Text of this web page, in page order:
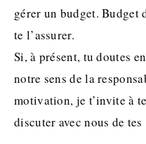
gérer un budget. Budget
te l’assurer.
Si, à présent, tu doutes
notre sens de la
motivation, je t’invite à
discuter avec nous de